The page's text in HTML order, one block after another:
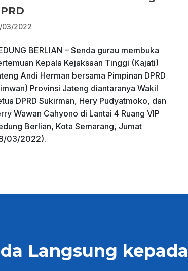
03/2022
BERLIAN – Senda gurau membuka
Kepala Kejaksaan Tinggi (Kajati)
Andi Herman bersama Pimpinan DPRD
Provinsi Jateng diantaranya Wakil
DPRD Sukirman, Hery Pudyatmoko, dan
Wawan Cahyono di Lantai 4 Ruang VIP
Berlian, Kota Semarang, Jumat
03/2022).
Langsung kepada